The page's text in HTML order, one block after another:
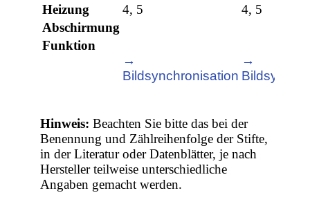
Heizung
4, 5
4, 5
Abschirmung
Funktion
→
Bildsynchronisation
→
Hinweis: Beachten Sie bitte das bei der
Benennung und Zählreihenfolge der Stifte,
in der Literatur oder Datenblätter, je nach
Hersteller teilweise unterschiedliche
Angaben gemacht werden.